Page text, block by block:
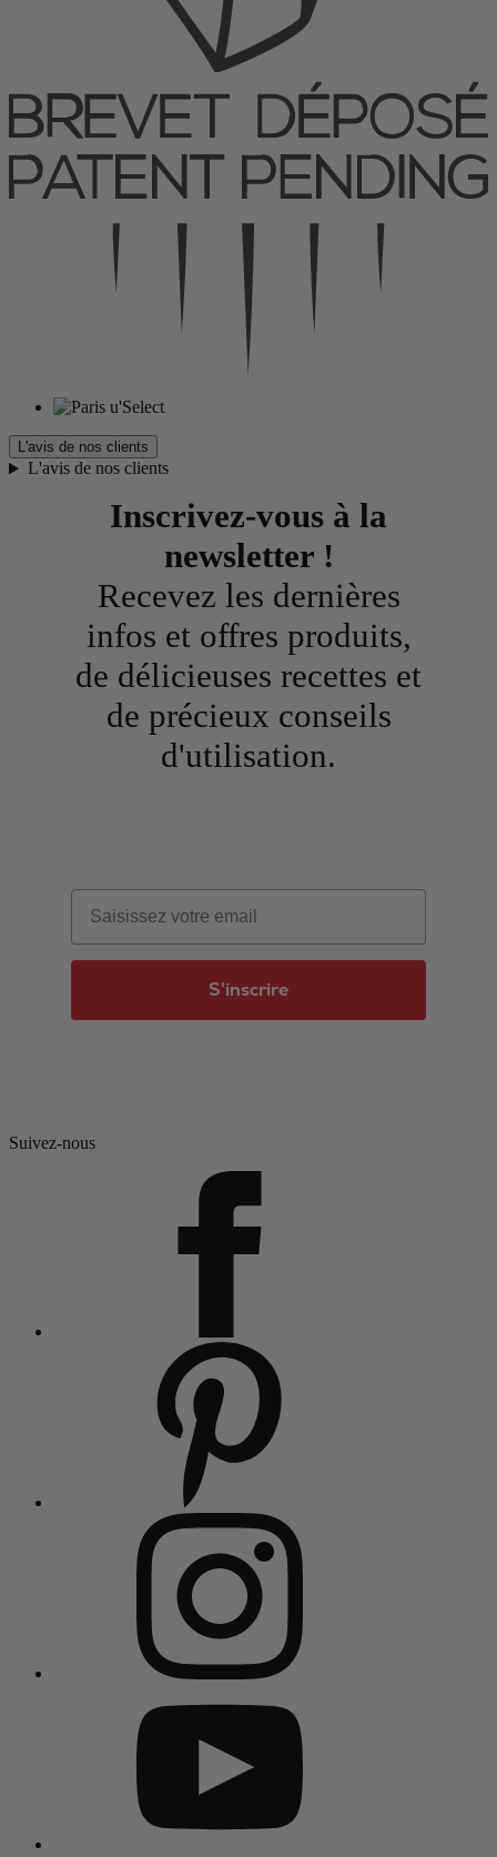
L'avis de nos clients
L'avis de nos clients
Inscrivez-vous à la
newsletter !
Recevez les dernières
infos et offres produits,
de délicieuses recettes et
de précieux conseils
d'utilisation.
Email
S'inscrire
Suivez-nous